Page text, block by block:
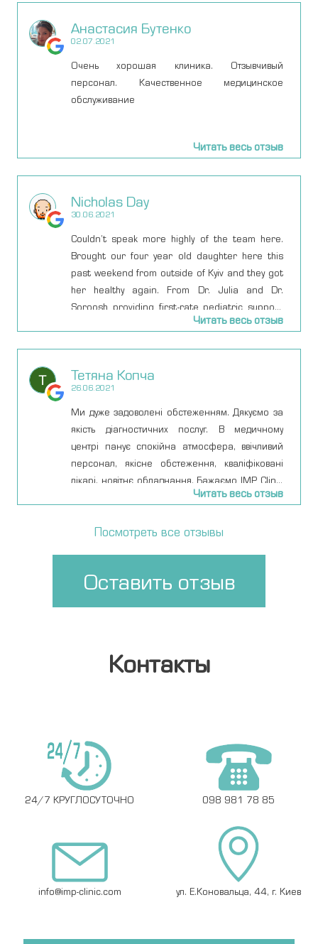
гинекологов и каждый раз у меня было много
вопросов после приемов и зачастую
оставалась не довольной. И когда попала к
Ирине, поняла, что наконец-то нашла своего
специалиста ( грамотного и
рекомендации и ответы на свои вопросы так
Если не знаете к какому врачу-гинекологу идти
на осмотр или с женскими проблемами -
смело можете обращаться к этому
специалисту.
Анастасия Бутенко
02.07.2021
Очень хорошая клиника. Отзывчивый
персонал. Качественное медицинское
обслуживание
Читать весь отзыв
Nicholas Day
30.06.2021
Couldn’t speak more highly of the team here.
Brought our four year old daughter here this
past weekend from outside of Kyiv and they got
her healthy again. From Dr. Julia and Dr.
Soroosh providing first-rate pediatric support
for our daughter, to the attentive, professional,
want to have to come back, but if we need them
I feel better knowing they’re around.
Читать весь отзыв
Тетяна Копча
26.06.2021
Ми дуже задоволені обстеженням. Дякуємо за
якість діагностичних послуг. В медичному
центрі панує спокійна атмосфера, ввічливий
персонал, якісне обстеження, кваліфіковані
лікарі, новітнє обладнання. Бажаємо IMP Clinic
Читать весь отзыв
Посмотреть все отзывы
Оставить отзыв
Контакты
24/7 КРУГЛОСУТОЧНО 098 981 78 85
info@imp-clinic.com ул. Е.Коновальца, 44, г. Киев